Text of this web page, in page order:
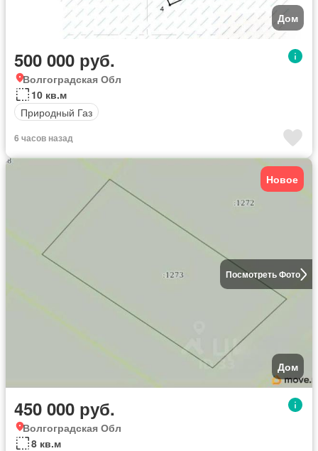
Дом
500 000 руб.
Волгоградская Обл
10 кв.м
Природный Газ
6 часов назад
Посмотреть Фото
Новое
Дом
450 000 руб.
Волгоградская Обл
8 кв.м